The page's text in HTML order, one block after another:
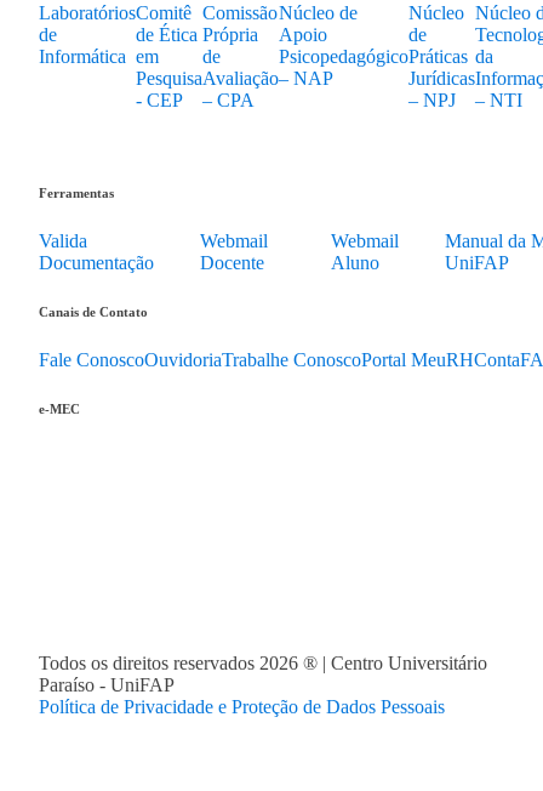
Laboratórios
de
Informática
Comitê
de Ética
em
Pesquisa
- CEP
Comissão
Própria
de
Avaliação
– CPA
Núcleo de
Apoio
Psicopedagógico
– NAP
Núcleo
de
Práticas
Jurídicas
– NPJ
Núcleo
da
– NTI
Ferramentas
Valida
Documentação
Webmail
Docente
Webmail
Aluno
Manual da
UniFAP
Canais de Contato
Fale ConoscoOuvidoriaTrabalhe ConoscoPortal MeuRH
e-MEC
Todos os direitos reservados 2026 ® | Centro Universitário
Paraíso - UniFAP
Política de Privacidade e Proteção de Dados Pessoais